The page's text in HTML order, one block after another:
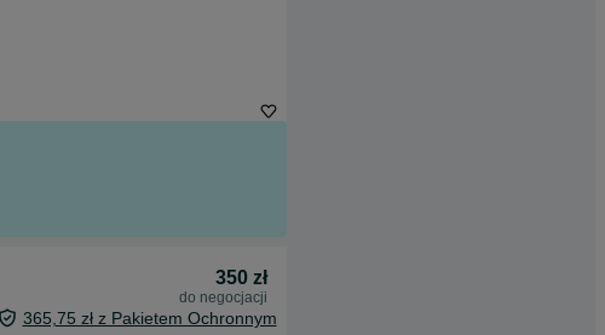
350 zł
do negocjacji
365,75 zł z Pakietem Ochronnym